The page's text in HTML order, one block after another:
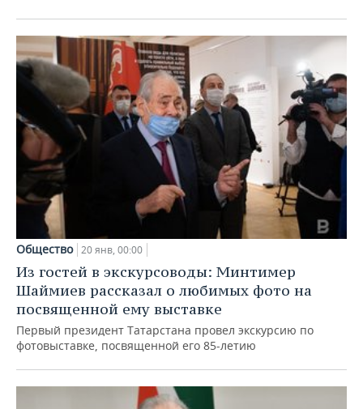
Общество 20 янв, 00:00
Из гостей в экскурсоводы: Минтимер
Шаймиев рассказал о любимых фото на
посвященной ему выставке
Первый президент Татарстана провел экскурсию по
фотовыставке, посвященной его 85-летию